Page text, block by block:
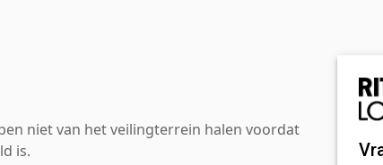
niet van het veilingterrein halen voordat
is.